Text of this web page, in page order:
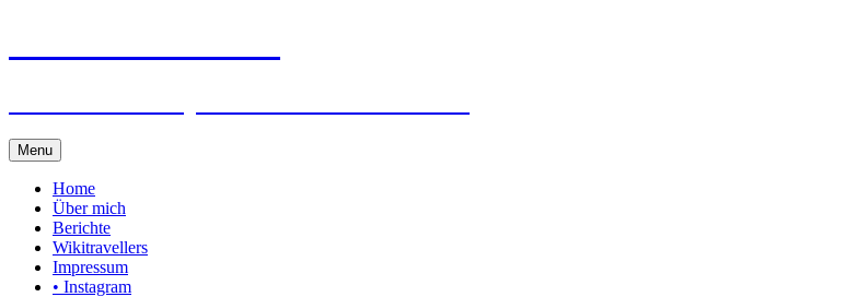
Menu Skip
to
content
Home
Über mich
Berichte
Wikitravellers
Impressum
• Instagram